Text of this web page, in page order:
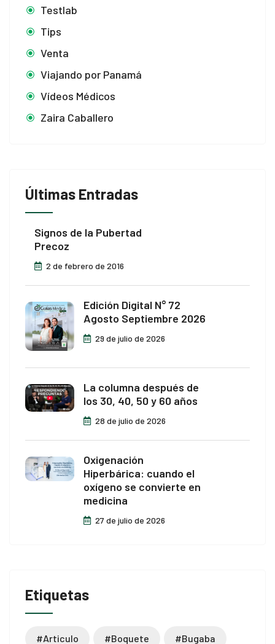
Testlab
Tips
Venta
Viajando por Panamá
Vídeos Médicos
Zaira Caballero
Últimas Entradas
Signos de la Pubertad
Precoz
2 de febrero de 2016
Edición Digital N° 72
Agosto Septiembre 2026
29 de julio de 2026
La columna después de
los 30, 40, 50 y 60 años
28 de julio de 2026
Oxigenación
Hiperbárica: cuando el
oxígeno se convierte en
medicina
27 de julio de 2026
Etiquetas
#articulo #boquete #bugaba